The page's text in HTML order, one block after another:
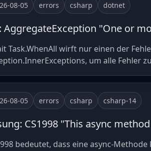
08-05 errors csharp dotnet
AggregateException "One or
Task.WhenAll wirft nur einen der
um alle Fehler
08-05 errors csharp csharp-14
CS1998 "This async
bedeutet, dass eine async-